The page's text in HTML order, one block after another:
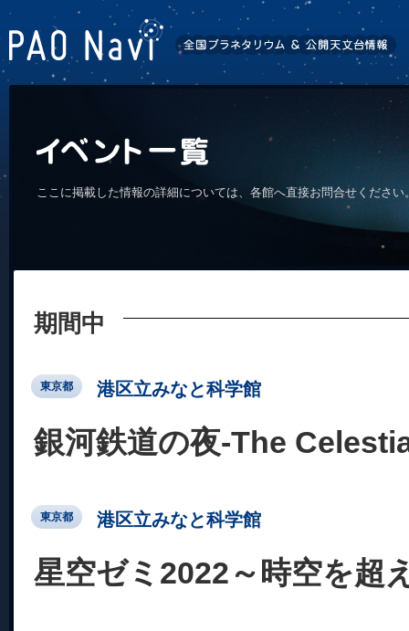
ここに掲載した情報の詳細については、各館へ直接お問合せくださ
期間中
東京都 港区立みなと科学館
銀河鉄道の夜-The
東京都 港区立みなと科学館
星空ゼミ2022～時空を超